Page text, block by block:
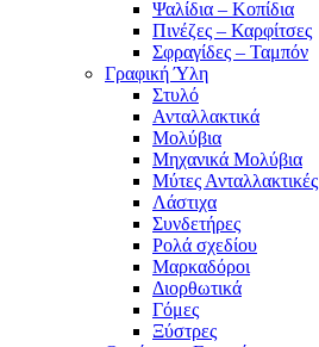
Ψαλίδια – Κοπίδια
Πινέζες – Καρφίτσες
Σφραγίδες – Ταμπόν
Γραφική Ύλη
Στυλό
Ανταλλακτικά
Μολύβια
Μηχανικά Μολύβια
Μύτες Ανταλλακτικές
Λάστιχα
Συνδετήρες
Ρολά σχεδίου
Μαρκαδόροι
Διορθωτικά
Γόμες
Ξύστρες